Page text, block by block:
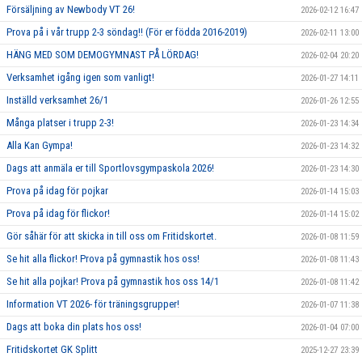
Försäljning av Newbody VT 26! 2026-02-12 16:47
Prova på i vår trupp 2-3 söndag!! (För er födda 2016-2019) 2026-02-11 13:00
HÄNG MED SOM DEMOGYMNAST PÅ LÖRDAG! 2026-02-04 20:20
Verksamhet igång igen som vanligt! 2026-01-27 14:11
Inställd verksamhet 26/1 2026-01-26 12:55
Många platser i trupp 2-3! 2026-01-23 14:34
Alla Kan Gympa! 2026-01-23 14:32
Dags att anmäla er till Sportlovsgympaskola 2026! 2026-01-23 14:30
Prova på idag för pojkar 2026-01-14 15:03
Prova på idag för flickor! 2026-01-14 15:02
Gör såhär för att skicka in till oss om Fritidskortet. 2026-01-08 11:59
Se hit alla flickor! Prova på gymnastik hos oss! 2026-01-08 11:43
Se hit alla pojkar! Prova på gymnastik hos oss 14/1 2026-01-08 11:42
Information VT 2026- för träningsgrupper! 2026-01-07 11:38
Dags att boka din plats hos oss! 2026-01-04 07:00
Fritidskortet GK Splitt 2025-12-27 23:39